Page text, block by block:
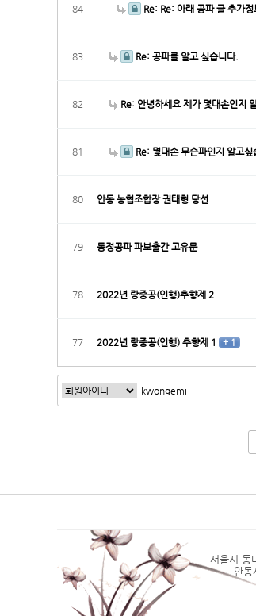
84 Re: Re: 아래 공파 글 추가정
83 Re: 공파를 알고 싶습니다.
82 Re: 안녕하세요 제가 몇대손인지
81 Re: 몇대손 무슨파인지 알고싶
80 안동 농협조합장 권태형 당선
79 동정공파 파보출간 고유문
78 2022년 랑중공(인행)추향제 2
77 2022년 랑중공(인행) 추향제 1 + 1
서울시
안